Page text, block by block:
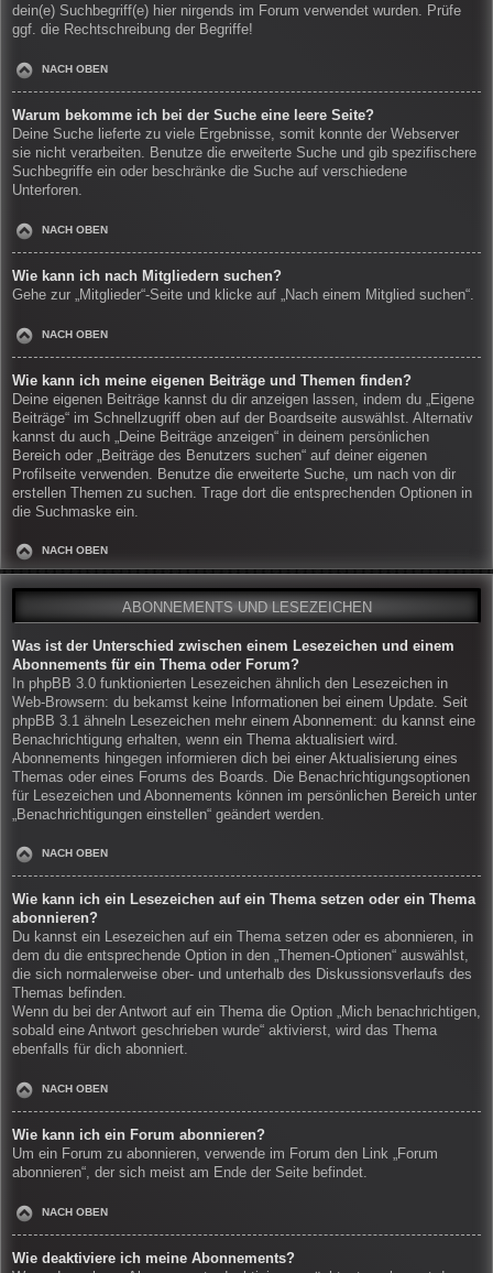
dein(e) Suchbegriff(e) hier nirgends im Forum verwendet wurden. Prüfe
ggf. die Rechtschreibung der Begriffe!
NACH OBEN
Warum bekomme ich bei der Suche eine leere Seite?
Deine Suche lieferte zu viele Ergebnisse, somit konnte der Webserver
sie nicht verarbeiten. Benutze die erweiterte Suche und gib spezifischere
Suchbegriffe ein oder beschränke die Suche auf verschiedene
Unterforen.
NACH OBEN
Wie kann ich nach Mitgliedern suchen?
Gehe zur „Mitglieder“-Seite und klicke auf „Nach einem Mitglied suchen“.
NACH OBEN
Wie kann ich meine eigenen Beiträge und Themen finden?
Deine eigenen Beiträge kannst du dir anzeigen lassen, indem du „Eigene
Beiträge“ im Schnellzugriff oben auf der Boardseite auswählst. Alternativ
kannst du auch „Deine Beiträge anzeigen“ in deinem persönlichen
Bereich oder „Beiträge des Benutzers suchen“ auf deiner eigenen
Profilseite verwenden. Benutze die erweiterte Suche, um nach von dir
erstellen Themen zu suchen. Trage dort die entsprechenden Optionen in
die Suchmaske ein.
NACH OBEN
ABONNEMENTS UND LESEZEICHEN
Was ist der Unterschied zwischen einem Lesezeichen und einem
Abonnements für ein Thema oder Forum?
In phpBB 3.0 funktionierten Lesezeichen ähnlich den Lesezeichen in
Web-Browsern: du bekamst keine Informationen bei einem Update. Seit
phpBB 3.1 ähneln Lesezeichen mehr einem Abonnement: du kannst eine
Benachrichtigung erhalten, wenn ein Thema aktualisiert wird.
Abonnements hingegen informieren dich bei einer Aktualisierung eines
Themas oder eines Forums des Boards. Die Benachrichtigungsoptionen
für Lesezeichen und Abonnements können im persönlichen Bereich unter
„Benachrichtigungen einstellen“ geändert werden.
NACH OBEN
Wie kann ich ein Lesezeichen auf ein Thema setzen oder ein Thema
abonnieren?
Du kannst ein Lesezeichen auf ein Thema setzen oder es abonnieren, in
dem du die entsprechende Option in den „Themen-Optionen“ auswählst,
die sich normalerweise ober- und unterhalb des Diskussionsverlaufs des
Themas befinden.
Wenn du bei der Antwort auf ein Thema die Option „Mich benachrichtigen,
sobald eine Antwort geschrieben wurde“ aktivierst, wird das Thema
ebenfalls für dich abonniert.
NACH OBEN
Wie kann ich ein Forum abonnieren?
Um ein Forum zu abonnieren, verwende im Forum den Link „Forum
abonnieren“, der sich meist am Ende der Seite befindet.
NACH OBEN
Wie deaktiviere ich meine Abonnements?